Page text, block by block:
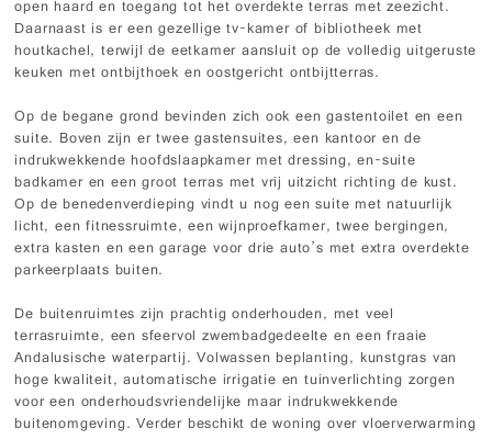
open haard en toegang tot het overdekte terras met zeezicht.
Daarnaast is er een gezellige tv-kamer of bibliotheek met
houtkachel, terwijl de eetkamer aansluit op de volledig uitgeruste
keuken met ontbijthoek en oostgericht ontbijtterras.
Op de begane grond bevinden zich ook een gastentoilet en een
suite. Boven zijn er twee gastensuites, een kantoor en de
indrukwekkende hoofdslaapkamer met dressing, en-suite
badkamer en een groot terras met vrij uitzicht richting de kust.
Op de benedenverdieping vindt u nog een suite met natuurlijk
licht, een fitnessruimte, een wijnproefkamer, twee bergingen,
extra kasten en een garage voor drie auto’s met extra overdekte
parkeerplaats buiten.
De buitenruimtes zijn prachtig onderhouden, met veel
terrasruimte, een sfeervol zwembadgedeelte en een fraaie
Andalusische waterpartij. Volwassen beplanting, kunstgras van
hoge kwaliteit, automatische irrigatie en tuinverlichting zorgen
voor een onderhoudsvriendelijke maar indrukwekkende
buitenomgeving. Verder beschikt de woning over vloerverwarming